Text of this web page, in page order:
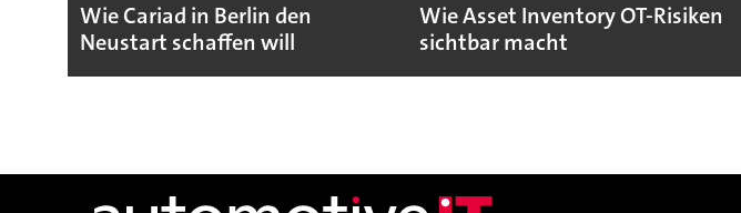
Wie Cariad in Berlin den
Neustart schaffen will
Wie Asset Inventory OT-Risiken
sichtbar macht